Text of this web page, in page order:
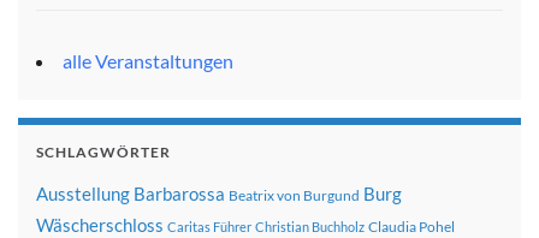
alle Veranstaltungen
SCHLAGWÖRTER
Ausstellung Barbarossa Beatrix von Burgund Burg
Wäscherschloss Caritas Führer Christian Buchholz Claudia Pohel